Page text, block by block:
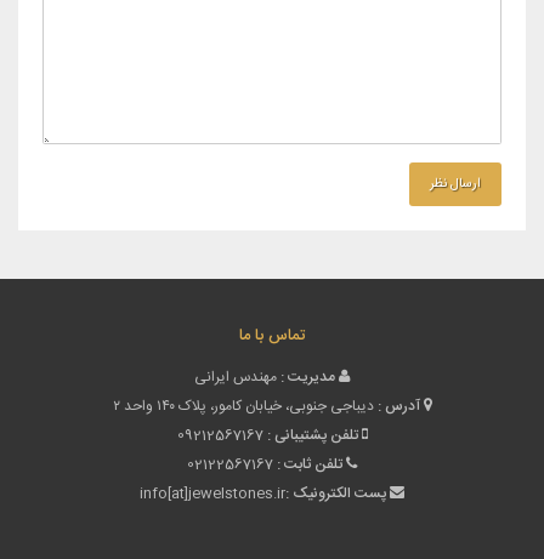
تماس با ما
مدیریت : مهندس ایرانی
آدرس : دیباجی جنوبی، خیابان کامور، پلاک ۱۴۰ واحد ۲
تلفن پشتیبانی : 09212567167
تلفن ثابت : 02122567167
پست الکترونیک :info[at]jewelstones.ir